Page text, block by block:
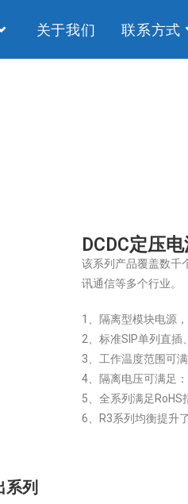
关于我们 联系方式
DCDC定压
该系列产品覆盖数千
讯通信等多个行业。
1、隔离型模块电源
2、标准SIP单列直插
3、工作温度范围可
4、隔离电压可满足
5、全系列满足RoHS
6、R3系列均衡提升
系列